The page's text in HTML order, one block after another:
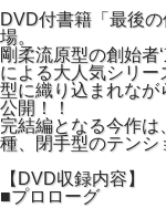
DVD付書籍「最後
場。
剛柔流原型の創始者
による大人気シリー
型に織り込まれなが
公開！！
完結編となる今作
種、閉手型のテンシ
【DVD収録内容】
■プロローグ